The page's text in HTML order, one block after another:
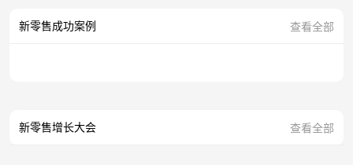
新零售成功案例 查看全部
新零售增长大会 查看全部